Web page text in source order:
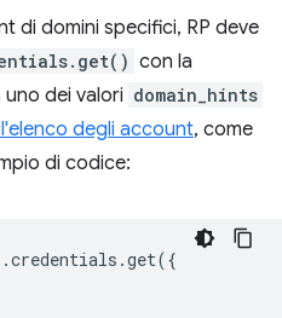
di domini specifici, RP deve
con la
uno dei valori domain_hints
degli account, come
di codice:
.credentials .get({